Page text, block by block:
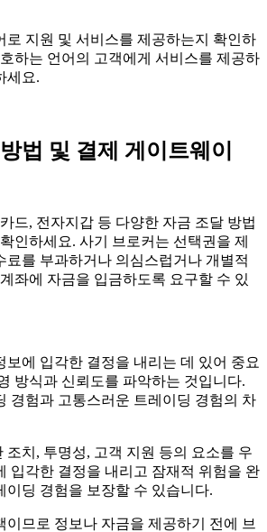
로 지원 및 서비스를 제공하는지 확인하
하는 언어의 고객에게 서비스를 제공하
세요.
법 및 결제 게이트웨이
드, 전자지갑 등 다양한 자금 조달 방법
인하세요. 사기 브로커는 선택권을 제
료를 부과하거나 의심스럽거나 개별적
좌에 자금을 입금하도록 요구할 수 있
보에 입각한 결정을 내리는 데 있어 중요
방식과 신뢰도를 파악하는 것입니다.
경험과 고통스러운 트레이딩 경험의 차
조치, 투명성, 고객 지원 등의 요소를 우
입각한 결정을 내리고 잠재적 위험을 완
이딩 경험을 보장할 수 있습니다.
이므로 정보나 자금을 제공하기 전에 브